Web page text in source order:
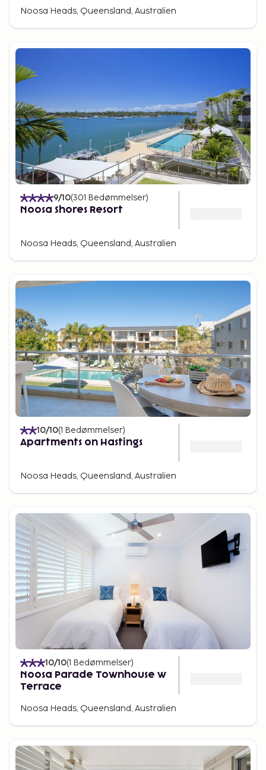
Noosa Heads, Queensland, Australien
9/10(301 Bedømmelser)
Noosa Shores Resort
Noosa Heads, Queensland, Australien
10/10(1 Bedømmelser)
Apartments on Hastings
Noosa Heads, Queensland, Australien
10/10(1 Bedømmelser)
Noosa Parade Townhouse w
Terrace
Noosa Heads, Queensland, Australien